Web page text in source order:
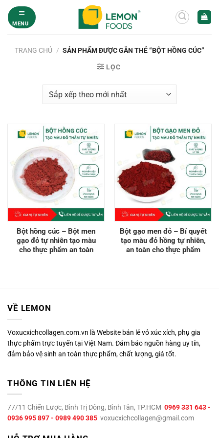
qua
MENU
TRANG CHỦ / SẢN PHẨM ĐƯỢC GẮN THẺ “BỘT HỒNG CÚC”
LỌC
Bột hồng cúc – Bột men
gạo đỏ tự nhiên tạo màu
cho thực phẩm an toàn
Bột gạo men đỏ – Bí quyết
tạo màu đỏ hồng tự nhiên,
an toàn cho thực phẩm
VỀ LEMON
Voxucxichcollagen.com.vn là Website bán lẻ vỏ xúc xích, phụ gia
thực phẩm trực tuyến tại Việt Nam. Đảm bảo nguồn hàng uy tín,
đảm bảo vệ sinh an toàn thực phẩm, chất lượng, giá tốt.
THÔNG TIN LIÊN HỆ
77/11 Chiến Lược, Bình Trị Đông, Bình Tân, TP.HCM 0969 331 643 -
0936 995 897 - 0989 490 385 voxucxichcollagen@gmail.com